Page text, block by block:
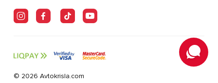
© 2026 Avtokrisla.com